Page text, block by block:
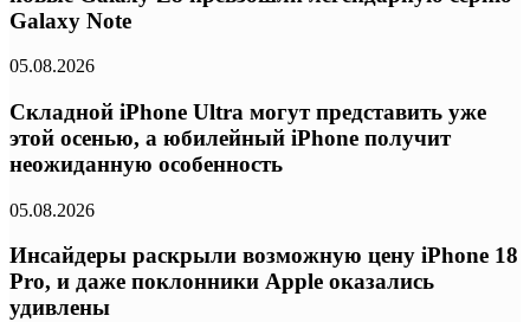
Galaxy Note
05.08.2026
Складной iPhone Ultra могут представить уже
этой осенью, а юбилейный iPhone получит
неожиданную особенность
05.08.2026
Инсайдеры раскрыли возможную цену iPhone 18
Pro, и даже поклонники Apple оказались
удивлены